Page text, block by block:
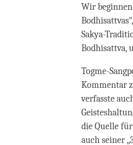
Wir
Sakya-
Bodhisattva,
Togme-
Kommentar
verfasste
die Quelle
auch seiner